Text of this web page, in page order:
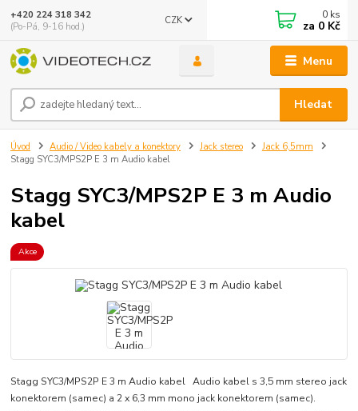
Menu
CZK
Hledat
+420 224 318 342
(Po-Pá, 9-16 hod.)
0 ks
za 0 Kč
Úvod Audio / Video kabely a konektory Jack stereo
Jack 6,5mm
Stagg SYC3/MPS2P E 3 m Audio kabel
Stagg SYC3/MPS2P E 3 m Audio
kabel
Akce
Stagg SYC3/MPS2P E 3 m Audio kabel Audio kabel s 3,5 mm stereo jack
konektorem (samec) a 2 x 6,3 mm mono jack konektorem (samec).